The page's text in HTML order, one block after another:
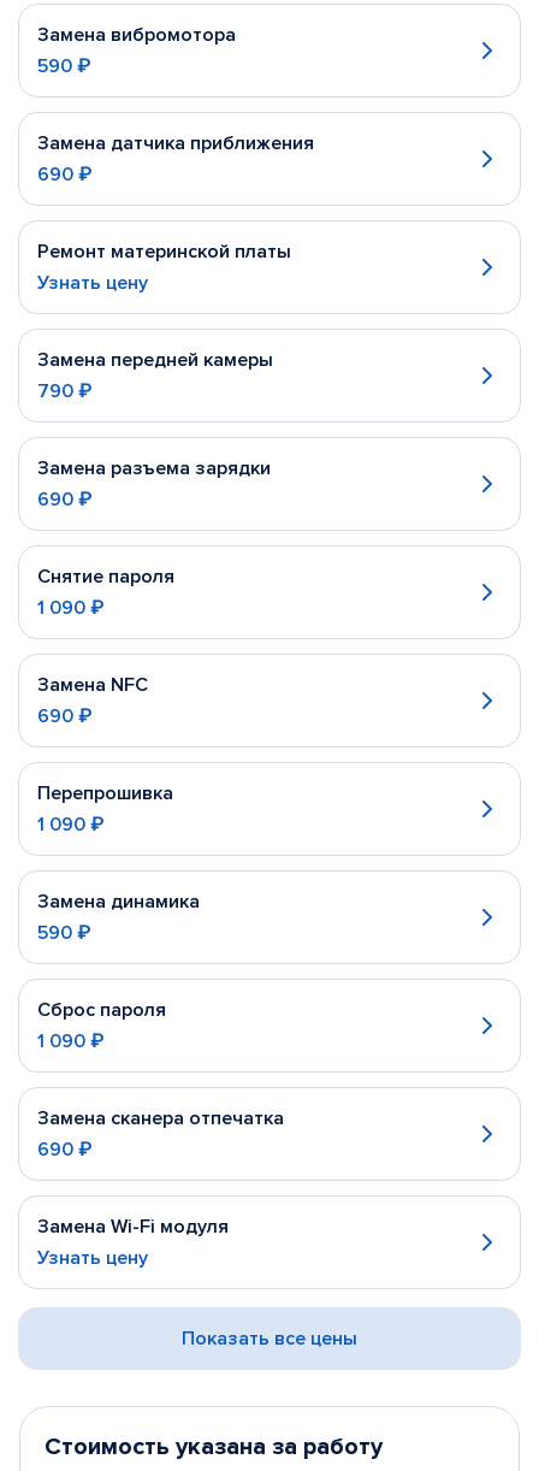
Замена вибромотора
590 ₽
Замена датчика приближения
690 ₽
Ремонт материнской платы
Узнать цену
Замена передней камеры
790 ₽
Замена разъема зарядки
690 ₽
Снятие пароля
1 090 ₽
Замена NFC
690 ₽
Перепрошивка
1 090 ₽
Замена динамика
590 ₽
Сброс пароля
1 090 ₽
Замена сканера отпечатка
690 ₽
Замена Wi-Fi модуля
Узнать цену
Показать все цены
Стоимость указана за работу